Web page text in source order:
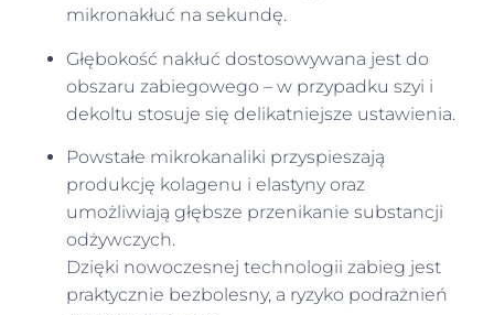
mikronakłuć na sekundę.
Głębokość nakłuć dostosowywana jest do
obszaru zabiegowego – w przypadku szyi i
dekoltu stosuje się delikatniejsze ustawienia.
Powstałe mikrokanaliki przyspieszają
produkcję kolagenu i elastyny oraz
umożliwiają głębsze przenikanie substancji
odżywczych.
Dzięki nowoczesnej technologii zabieg jest
praktycznie bezbolesny, a ryzyko podrażnień